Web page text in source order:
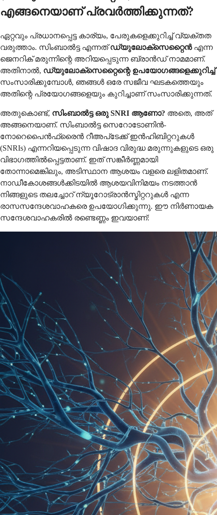
എങ്ങനെയാണ് പ്രവർത്തിക്കുന്നത്?
ഏറ്റവും പ്രധാനപ്പെട്ട കാര്യം, പേരുകളെക്കുറിച്ച് വ്യക്തത
വരുത്താം. സിംബാൽട്ട എന്നത്ഡ്യുലോക്സെറ്റൈൻഎന്ന
ജെനറിക് മരുന്നിന്റെ അറിയപ്പെടുന്ന ബ്രാൻഡ് നാമമാണ്.
അതിനാൽ, ഡ്യുലോക്സെറ്റൈന്റെ ഉപയോഗങ്ങളെക്കുറിച്ച്
സംസാരിക്കുമ്പോൾ, ഞങ്ങൾ ഒരേ സജീവ ഘടകത്തെയും
അതിന്റെ പ്രയോഗങ്ങളെയും കുറിച്ചാണ് സംസാരിക്കുന്നത്.
അതുകൊണ്ട്, സിംബാൽട്ട ഒരു SNRI ആണോ? അതെ, അത്
അങ്ങനെയാണ്. സിംബാൽട്ട സെറോടോണിൻ-
നോറെപൈൻഫ്രൈൻ റീഅപ്‌ടേക്ക് ഇൻഹിബിറ്ററുകൾ
(SNRIs) എന്നറിയപ്പെടുന്ന വിഷാദ വിരുദ്ധ മരുന്നുകളുടെ ഒരു
വിഭാഗത്തിൽപ്പെട്ടതാണ്. ഇത് സങ്കീർണ്ണമായി
തോന്നാമെങ്കിലും, അടിസ്ഥാന ആശയം വളരെ ലളിതമാണ്.
നാഡീകോശങ്ങൾക്കിടയിൽ ആശയവിനിമയം നടത്താൻ
നിങ്ങളുടെ തലച്ചോറ് ന്യൂറോട്രാൻസ്മിറ്ററുകൾ എന്ന
രാസസന്ദേശവാഹകരെ ഉപയോഗിക്കുന്നു. ഈ നിർണായക
സന്ദേശവാഹകരിൽ രണ്ടെണ്ണം ഇവയാണ്: